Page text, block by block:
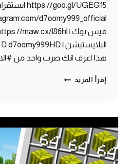
d7oomy999_official
هذا اعرف انك صرت واحد من
إقرأ المزيد ماين
سويت
ديكور
بيتي
الجديد
!